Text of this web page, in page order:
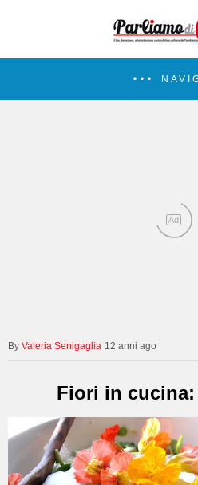
Ad
Valeria Senigaglia 12 anni ago
Fiori in